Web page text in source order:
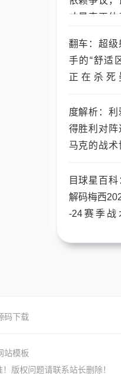
码下载
站模板
版权问题请联系站长删除！